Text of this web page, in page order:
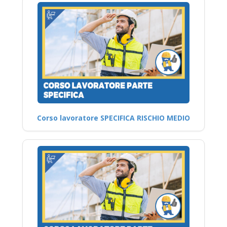
Corso lavoratore SPECIFICA RISCHIO MEDIO